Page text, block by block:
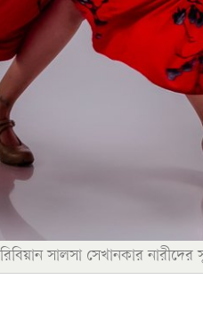
সালসা সেখানকার